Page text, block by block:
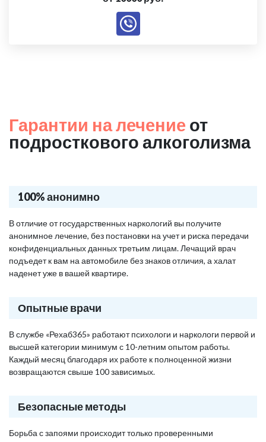
Гарантии на лечение от
подросткового алкоголизма
100% анонимно
В отличие от государственных наркологий вы получите
анонимное лечение, без постановки на учет и риска передачи
конфиденциальных данных третьим лицам. Лечащий врач
подъедет к вам на автомобиле без знаков отличия, а халат
наденет уже в вашей квартире.
Опытные врачи
В службе «Рехаб365» работают психологи и наркологи первой и
высшей категории минимум с 10-летним опытом работы.
Каждый месяц благодаря их работе к полноценной жизни
возвращаются свыше 100 зависимых.
Безопасные методы
Борьба с запоями происходит только проверенными